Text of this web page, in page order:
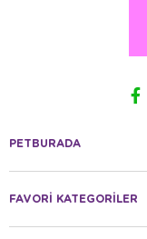
PETBURADA
FAVORİ KATEGORİLER